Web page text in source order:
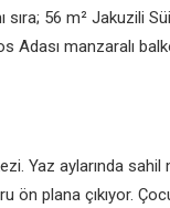
56 m² Jakuzili
manzaralı
Yaz aylarında sahil
ön plana çıkıyor.